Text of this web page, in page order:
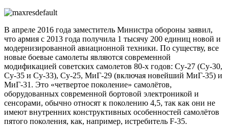
В апреле 2016 года заместитель Министра обороны заявил,
что армия с 2013 года получила 1 тысячу 200 единиц новой и
модернизированной авиационной техники. По существу, все
новые боевые самолеты являются современной
модификацией советских самолетов 80-х годов: Су-27 (Су-30,
Су-35 и Су-33), Су-25, МиГ-29 (включая новейший МиГ-35) и
МиГ-31. Это «четвертое поколение» самолётов,
оборудованных современной бортовой электроникой и
сенсорами, обычно относят к поколению 4,5, так как они не
имеют внутренних конструктивных особенностей самолётов
пятого поколения, как, например, истребитель F-35.